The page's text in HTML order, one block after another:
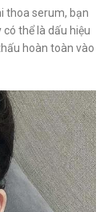
thoa serum, bạn
thể là dấu hiệu
hoàn toàn vào